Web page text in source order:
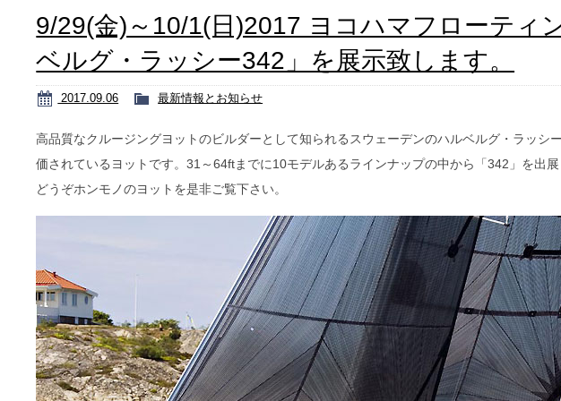
9/29(金)～10/1(日)2017 ヨコハマフローティ
ベルグ・ラッシー342」を展示致します。
2017.09.06 最新情報とお知らせ
高品質なクルージングヨットのビルダーとして知られるスウェーデンのハルベルグ・ラッシ
価されているヨットです。31 ～64ftまでに10モデルあるラインナップの中から「342 」を出展
どうぞホンモノのヨットを是非ご覧下さい。